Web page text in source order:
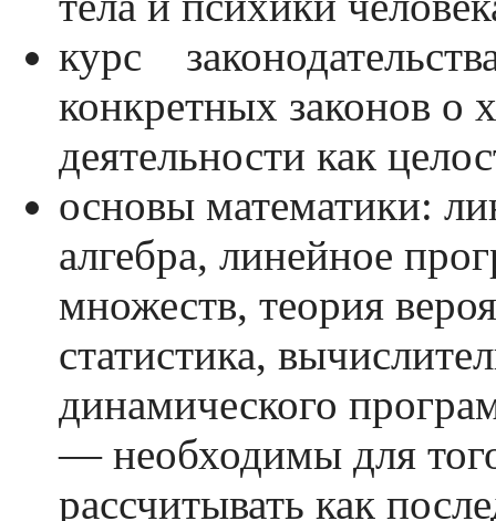
курс
конкретных законов о
деятельности как
основы математики:
алгебра, линейное
множеств, теория
статистика,
динамического
— необходимы для
рассчитывать как